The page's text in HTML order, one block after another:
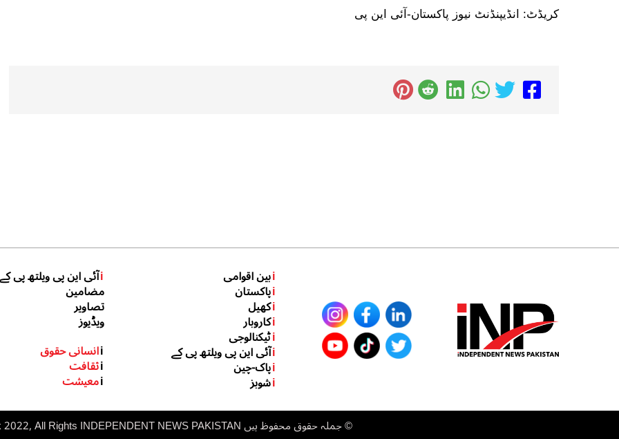
کریڈٹ: انڈیپنڈنٹ نیوز پاکستان-آئی این پی
iبین اقوامی
iپاکستان
iکھیل
iکاروبار
iٹیکنالوجی
iآئی این پی ویلتھ پی کے
iپاک-چین
iشوبز
iآئی این پی ویلتھ پی کے
مضامین
تصاویر
ویڈیوز
iانسانی حقوق
iثقافت
iمعیشت
©جملہ حقوق محفوظ ہیں inp.net.pk 2022, All Rights INDEPENDENT NEWS PAKISTAN